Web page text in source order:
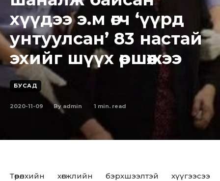
хүүдээ э.м өгч ‘үүрд
унтуулсан’ 83 настай
эхийг шүүх өршөөжээ
БУСАД
2020-11-09 By admin 1 min. read
Төрөлхийн хөгжлийн бэрхшээлтэй хүүгээсээ